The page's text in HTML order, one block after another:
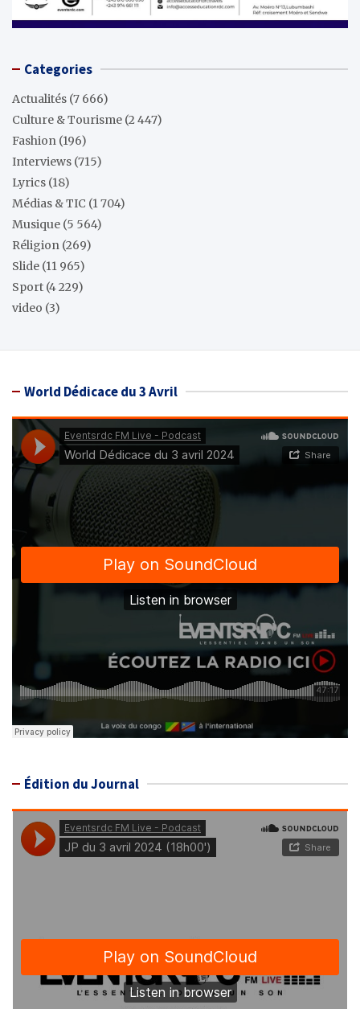
Categories
Actualités (7 666)
Culture & Tourisme (2 447)
Fashion (196)
Interviews (715)
Lyrics (18)
Médias & TIC (1 704)
Musique (5 564)
Réligion (269)
Slide (11 965)
Sport (4 229)
video (3)
World Dédicace du 3 Avril
Édition du Journal